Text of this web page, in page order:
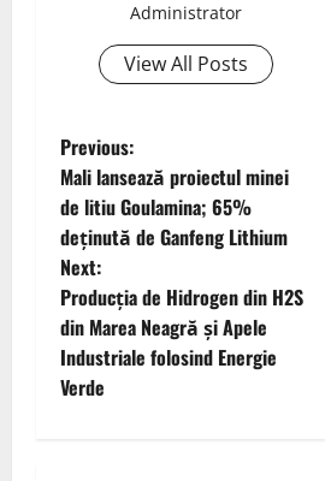
Administrator
View All Posts
P
o
s
t
n
a
Previous:
Mali lansează proiectul minei
de litiu Goulamina; 65%
deținută de Ganfeng Lithium
Next:
Producția de Hidrogen din H2S
din Marea Neagră și Apele
Industriale folosind Energie
Verde